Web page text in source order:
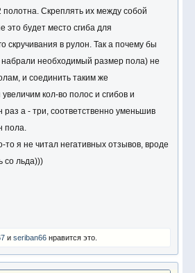
Скреплять их между собой
это будет место сгиба для
скручивания в рулон. Так а почему бы
набрали необходимый размер пола) не
и соединить таким же
кол-во полос и сгибов и
раз а - три, соответственно уменьшив
пола.
то я не читал негативных отзывов, вроде
со льда)))
и seriban66 нравится это.